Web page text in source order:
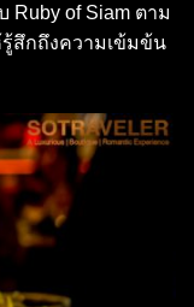
Ruby of Siam ตาม
สึกถึงความเข้มข้น